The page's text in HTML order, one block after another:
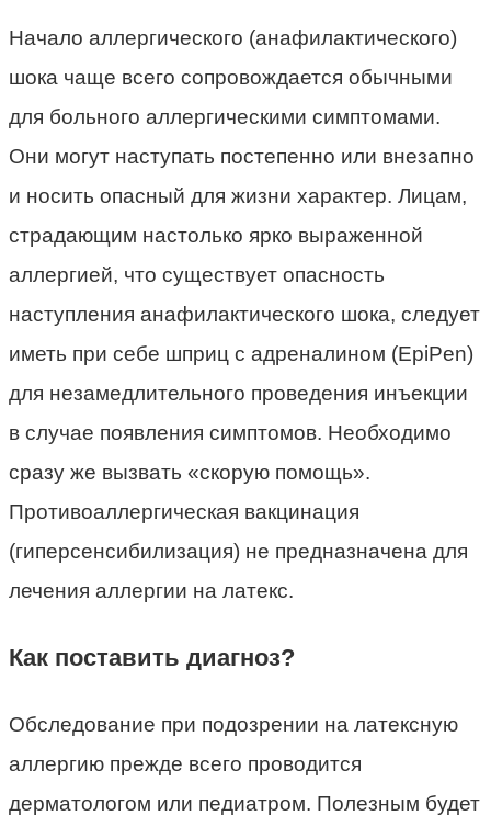
Начало аллергического (анафилактического)
шока чаще всего сопровождается обычными
для больного аллергическими симптомами.
Они могут наступать постепенно или внезапно
и носить опасный для жизни характер. Лицам,
страдающим настолько ярко выраженной
аллергией, что существует опасность
наступления анафилактического шока, следует
иметь при себе шприц с адреналином (EpiPen)
для незамедлительного проведения инъекции
в случае появления симптомов. Необходимо
сразу же вызвать «скорую помощь».
Противоаллергическая вакцинация
(гиперсенсибилизация) не предназначена для
лечения аллергии на латекс.
Как поставить диагноз?
Обследование при подозрении на латексную
аллергию прежде всего проводится
дерматологом или педиатром. Полезным будет